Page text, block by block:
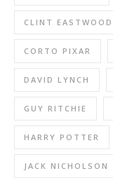
CLINT EASTWOOD
CORTO PIXAR
DAVID LYNCH
GUY RITCHIE
HARRY POTTER
JACK NICHOLSON